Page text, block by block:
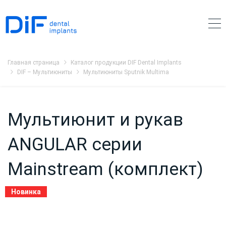
Главная страница
Каталог продукции DIF Dental Implants
DIF – Мультиюниты
Мультиюниты Sputnik Multima
Мультиюнит и рукав
ANGULAR серии
Mainstream (комплект)
Новинка